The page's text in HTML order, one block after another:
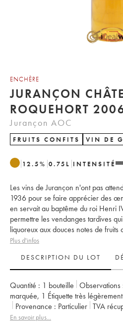
ENCHÈRE
JURANÇON
ROQUEHORT
Jurançon AOC
FRUITS CONFITS VIN DE
12.5% 0.75 L INTENSITÉ
Les vins de Jurançon n'ont pas
1936 pour se faire apprécier des
en servait au baptême du roi Henri
permettre les vendanges tardives
liquoreux aux douces notes de
Plus d'infos
DESCRIPTION DU LOT
Quantité : 1 bouteille Observations
marquée, 1 Étiquette très
Provenance : particulier TVA
Région :
Sud Ouest
En savoir plus...